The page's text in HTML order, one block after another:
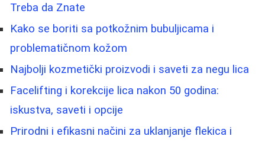
Treba da Znate
Kako se boriti sa potkožnim bubuljicama i
problematičnom kožom
Najbolji kozmetički proizvodi i saveti za negu lica
Facelifting i korekcije lica nakon 50 godina:
iskustva, saveti i opcije
Prirodni i efikasni načini za uklanjanje flekica i